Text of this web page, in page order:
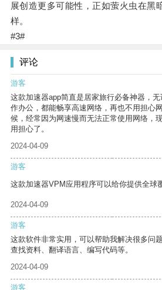
展创造更多可能性，正如萤火虫在黑
样。
#3#
评论
游客
这款加速器app简直是居家旅行必备神器，
作办公，都能畅享高速网络，再也不用担心
候，经常因为网速慢而无法正常使用网络，
用担心了。
2024-04-09
游客
这款加速器VPM应用程序可以给你提供全球
2024-04-09
游客
这款软件非常实用，可以帮助我解决很多问
查找资料、翻译语言、编写代码等。
2024-04-09
游客